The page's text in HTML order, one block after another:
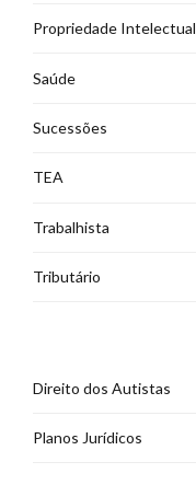
Propriedade Intelectual
Saúde
Sucessões
TEA
Trabalhista
Tributário
Direito dos Autistas
Planos Jurídicos